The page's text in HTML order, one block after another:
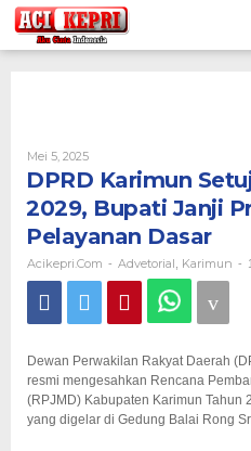
Lewati
ke
konten
Mei 5, 2025Oleh
Acikepri.com
DPRD Karimun
2029, Bupati Janji
Pelayanan Dasar
Acikepri.com - Advetorial Karimun -
Dewan Perwakilan Rakyat Daerah
resmi mengesahkan Rencana
(RPJMD) Kabupaten Karimun
yang digelar di Gedung Balai Rong